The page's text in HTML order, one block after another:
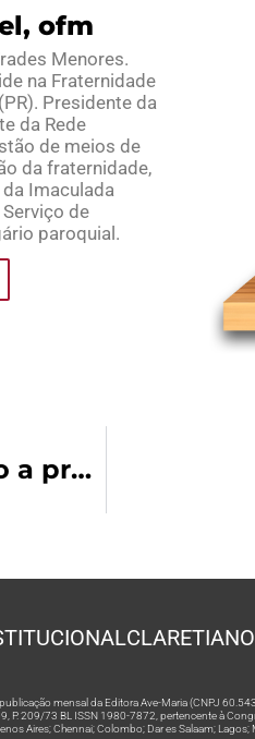
ofm
Menores.
na Fraternidade
Presidente da
da Rede
de meios de
da fraternidade,
Imaculada
de
paroquial.
A experiência eucarística: tocando a presença real de Jesus
publicação mensal da Editora Ave-Maria (CNPJ
P. 209/73 BL ISSN 1980-7872, pertencente à
Aires; Chennai; Colombo; Dar es Salaam;